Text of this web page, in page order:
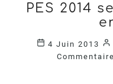
PES 2014
4 Juin 2013
Commentaire